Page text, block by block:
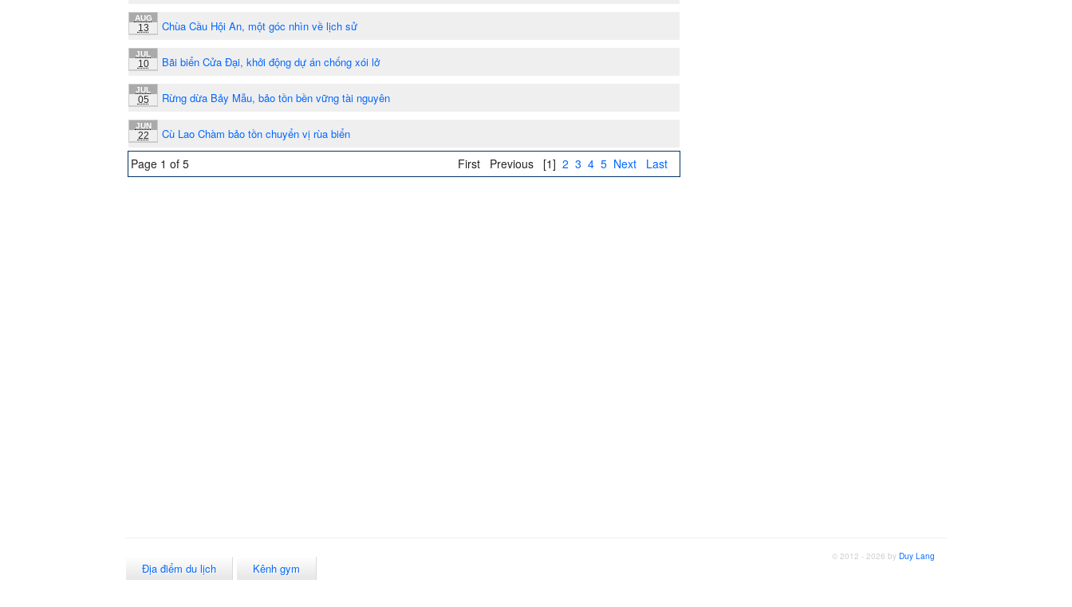
AUG
13 Chùa Cầu Hội An, một góc nhìn về lịch sử
JUL
10 Bãi biển Cửa Đại, khởi động dự án chống xói lở
JUL
05 Rừng dừa Bảy Mẫu, bảo tồn bền vững tài nguyên
JUN
22 Cù Lao Chàm bảo tồn chuyển vị rùa biển
Page 1 of 5 First Previous [1] 2 3 4 5 Next Last
Địa điểm du lịch Kênh gym
© 2012 - 2026 by Duy Lang